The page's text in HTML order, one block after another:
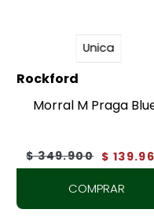
Unica
Rockford
Morral M Praga
$ 349.900 $ 139.
COMPRAR